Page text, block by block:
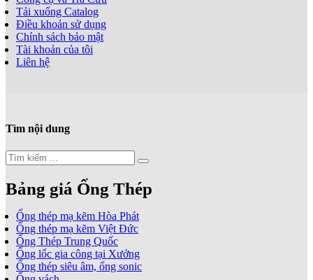
Tải xuống Catalog
Điều khoản sử dụng
Chính sách bảo mật
Tài khoản của tôi
Liên hệ
Tìm nội dung
Bảng giá Ống Thép
Ống thép mạ kẽm Hòa Phát
Ống thép mạ kẽm Việt Đức
Ống Thép Trung Quốc
Ống lốc gia công tại Xưởng
Ống thép siêu âm, ống sonic